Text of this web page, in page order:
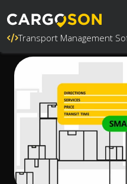
Transport Management